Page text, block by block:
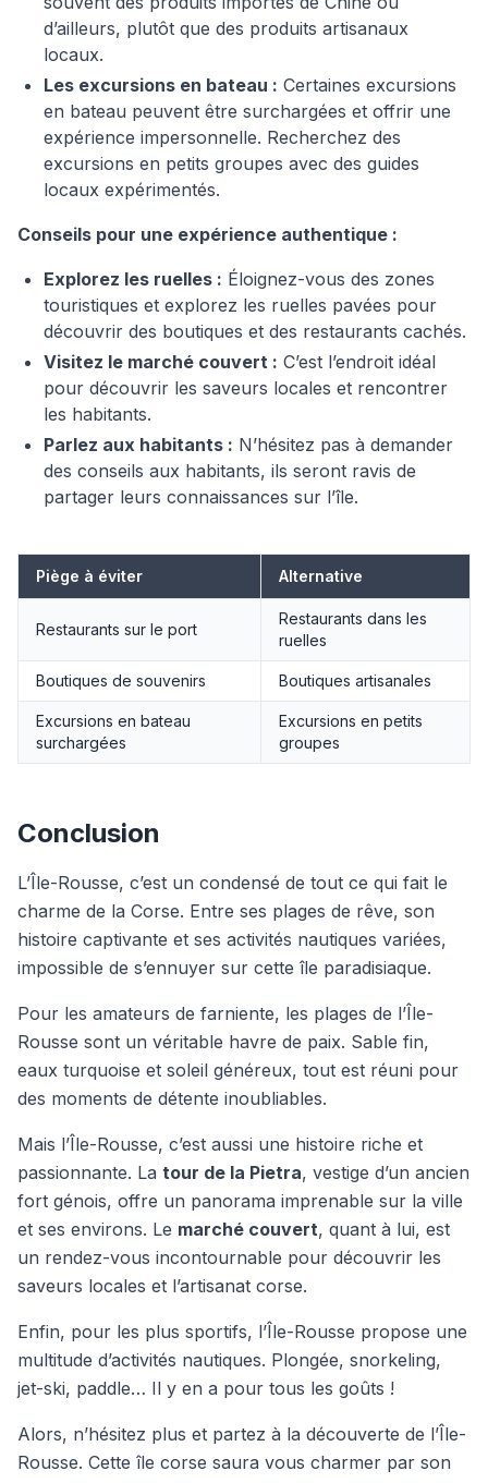
d’ailleurs, plutôt que des produits artisanaux
locaux.
Les excursions en bateau : Certaines excursions
en bateau peuvent être surchargées et offrir une
expérience impersonnelle. Recherchez des
excursions en petits groupes avec des guides
locaux expérimentés.
Conseils pour une expérience authentique :
Explorez les ruelles : Éloignez-vous des zones
touristiques et explorez les ruelles pavées pour
découvrir des boutiques et des restaurants cachés.
Visitez le marché couvert : C’est l’endroit idéal
pour découvrir les saveurs locales et rencontrer
les habitants.
Parlez aux habitants : N’hésitez pas à demander
des conseils aux habitants, ils seront ravis de
partager leurs connaissances sur l’île.
Piège à éviter Alternative
Restaurants sur le port
Restaurants dans les
ruelles
Boutiques de souvenirs Boutiques artisanales
Excursions en bateau
surchargées
Excursions en petits
groupes
Conclusion
L’Île-Rousse, c’est un condensé de tout ce qui fait le
charme de la Corse. Entre ses plages de rêve, son
histoire captivante et ses activités nautiques variées,
impossible de s’ennuyer sur cette île paradisiaque.
Pour les amateurs de farniente, les plages de l’Île-
Rousse sont un véritable havre de paix. Sable fin,
eaux turquoise et soleil généreux, tout est réuni pour
des moments de détente inoubliables.
Mais l’Île-Rousse, c’est aussi une histoire riche et
passionnante. La tour de la Pietra, vestige d’un ancien
fort génois, offre un panorama imprenable sur la ville
et ses environs. Le marché couvert, quant à lui, est
un rendez-vous incontournable pour découvrir les
saveurs locales et l’artisanat corse.
Enfin, pour les plus sportifs, l’Île-Rousse propose une
multitude d’activités nautiques. Plongée, snorkeling,
jet-ski, paddle… Il y en a pour tous les goûts !
Alors, n’hésitez plus et partez à la découverte de l’Île-
Rousse. Cette île corse saura vous charmer par son